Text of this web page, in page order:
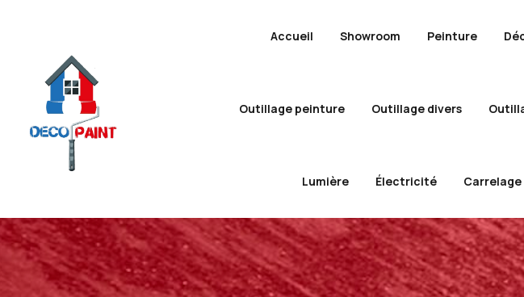
Accueil Showroom Peinture
Outillage peinture Outillage divers
Lumière Électricité Carrelage